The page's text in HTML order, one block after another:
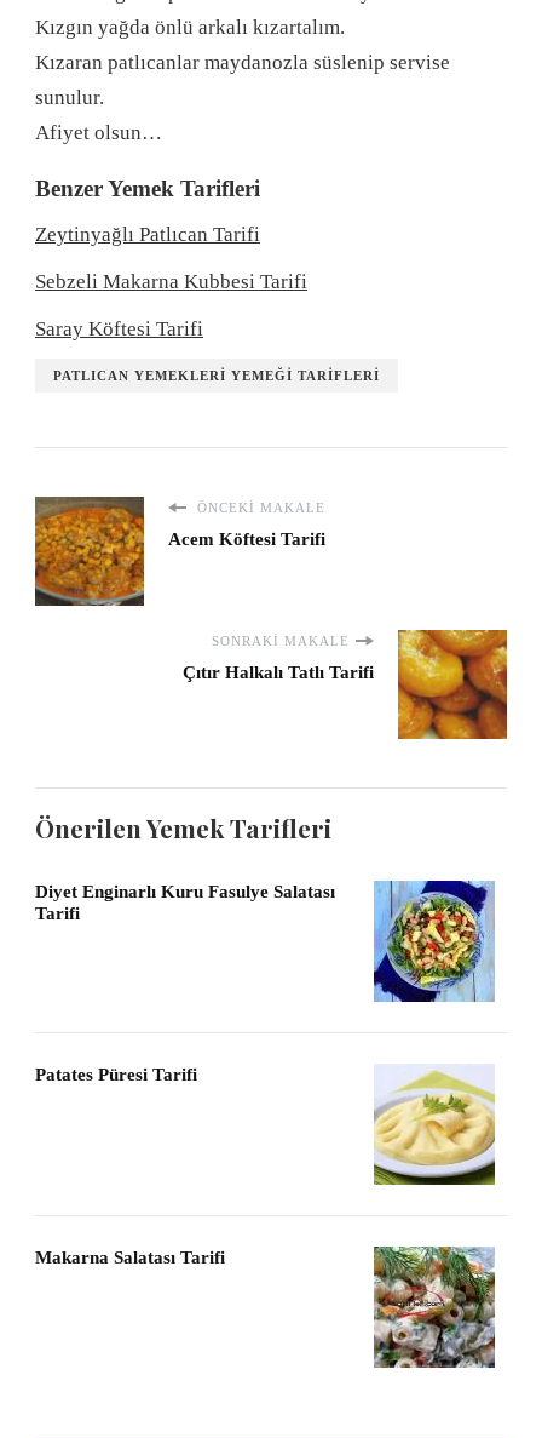
Kızgın yağda önlü arkalı kızartalım.
Kızaran patlıcanlar maydanozla süslenip servise
sunulur.
Afiyet olsun…
Benzer Yemek Tarifleri
Zeytinyağlı Patlıcan Tarifi
Sebzeli Makarna Kubbesi Tarifi
Saray Köftesi Tarifi
PATLICAN YEMEKLERI YEMEĞI TARIFLERI
ÖNCEKI MAKALE
Acem Köftesi Tarifi
SONRAKI MAKALE
Çıtır Halkalı Tatlı Tarifi
Önerilen Yemek Tarifleri
Diyet Enginarlı Kuru Fasulye Salatası
Tarifi
Patates Püresi Tarifi
Makarna Salatası Tarifi